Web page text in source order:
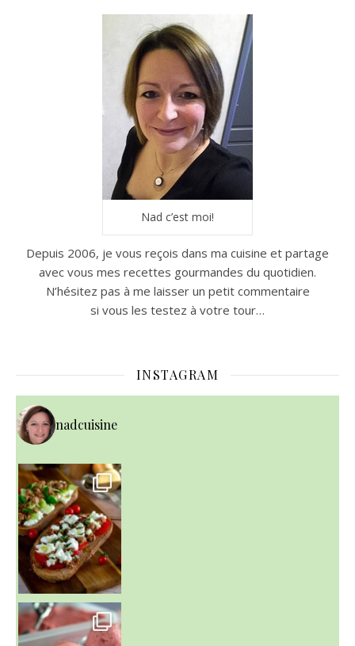
Nad c’est moi!
Depuis 2006, je vous reçois dans ma cuisine et partage
avec vous mes recettes gourmandes du quotidien.
N’hésitez pas à me laisser un petit commentaire
si vous les testez à votre tour…
INSTAGRAM
nadcuisine
~ NICE CREAM À LA FRAISE ~
Presque un mois que